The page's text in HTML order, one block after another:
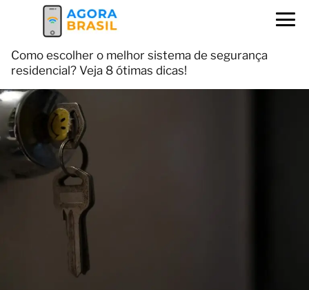
Como escolher o melhor sistema de segurança
residencial? Veja 8 ótimas dicas!